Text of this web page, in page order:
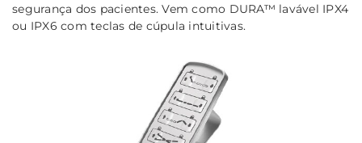
segurança dos pacientes. Vem como DURA™ lavável IPX4
ou IPX6 com teclas de cúpula intuitivas.